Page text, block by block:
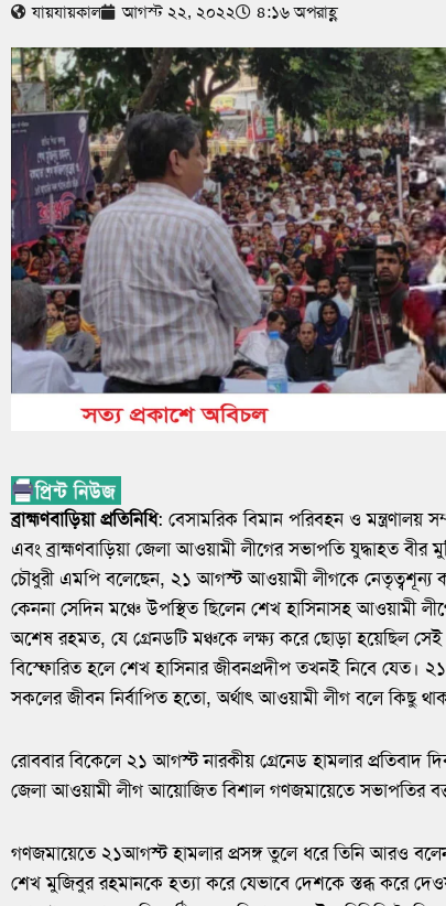
যায়যায়কাল আগস্ট ২২, ২০২২ ৪:১৬ অপরাহ্ণ
ব্রাহ্মণবাড়িয়া প্রতিনিধি: বেসামরিক বিমান পরিবহন ও মন্ত্রণালয়
এবং ব্রাহ্মণবাড়িয়া জেলা আওয়ামী লীগের সভাপতি যুদ্ধাহত
চৌধুরী এমপি বলেছেন, ২১ আগস্ট আওয়ামী লীগকে নেতৃত্বশূন্য
কেননা সেদিন মঞ্চে উপস্থিত ছিলেন শেখ হাসিনাসহ আওয়ামী
অশেষ রহমত, যে গ্রেনডটি মঞ্চকে লক্ষ্য করে ছোড়া হয়েছিল সেই
বিস্ফোরিত হলে শেখ হাসিনার জীবনপ্রদীপ তখনই নিবে যেত।
সকলের জীবন নির্বাপিত হতো, অর্থাৎ আওয়ামী লীগ বলে কিছু
রোববার বিকেলে ২১ আগস্ট নারকীয় গ্রেনেড হামলার প্রতিবাদ
জেলা আওয়ামী লীগ আয়োজিত বিশাল গণজমায়েতে সভাপতির
গণজমায়েতে ২১আগস্ট হামলার প্রসঙ্গ তুলে ধরে তিনি আরও
শেখ মুজিবুর রহমানকে হত্যা করে যেভাবে দেশকে স্তব্ধ করে